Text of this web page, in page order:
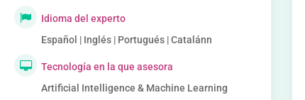
Idioma del experto
Español | Inglés | Portugués | Catalánn
Tecnología en la que asesora
Artificial Intelligence & Machine Learning